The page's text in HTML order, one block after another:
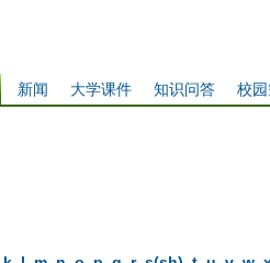
校
知识问答
大学课件
新闻